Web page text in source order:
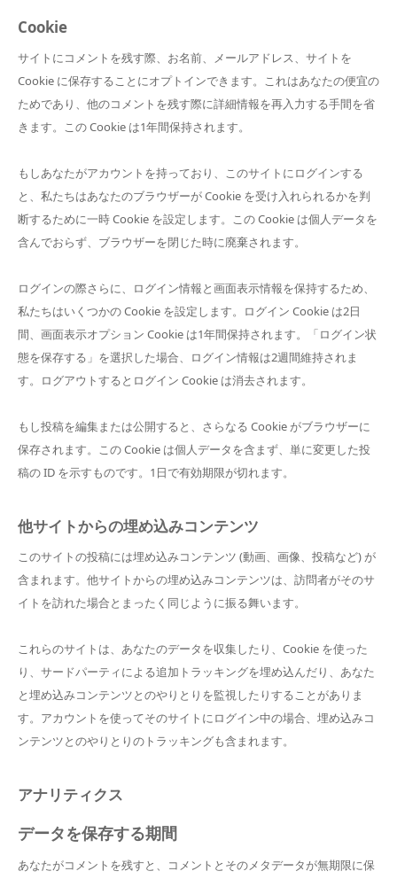
Cookie
サイトにコメントを残す際、お名前、メールアドレス、サイトを
Cookie に保存することにオプトインできます。これはあなたの便宜の
ためであり、他のコメントを残す際に詳細情報を再入力する手間を省
きます。この Cookie は1年間保持されます。
もしあなたがアカウントを持っており、このサイトにログインする
と、私たちはあなたのブラウザーが Cookie を受け入れられるかを判
断するために一時 Cookie を設定します。この Cookie は個人データを
含んでおらず、ブラウザーを閉じた時に廃棄されます。
ログインの際さらに、ログイン情報と画面表示情報を保持するため、
私たちはいくつかの Cookie を設定します。ログイン Cookie は2日
間、画面表示オプション Cookie は1年間保持されます。「ログイン状
態を保存する」を選択した場合、ログイン情報は2週間維持されま
す。ログアウトするとログイン Cookie は消去されます。
もし投稿を編集または公開すると、さらなる Cookie がブラウザーに
保存されます。この Cookie は個人データを含まず、単に変更した投
稿の ID を示すものです。1日で有効期限が切れます。
他サイトからの埋め込みコンテンツ
このサイトの投稿には埋め込みコンテンツ (動画、画像、投稿など) が
含まれます。他サイトからの埋め込みコンテンツは、訪問者がそのサ
イトを訪れた場合とまったく同じように振る舞います。
これらのサイトは、あなたのデータを収集したり、Cookie を使った
り、サードパーティによる追加トラッキングを埋め込んだり、あなた
と埋め込みコンテンツとのやりとりを監視したりすることがありま
す。アカウントを使ってそのサイトにログイン中の場合、埋め込みコ
ンテンツとのやりとりのトラッキングも含まれます。
アナリティクス
データを保存する期間
あなたがコメントを残すと、コメントとそのメタデータが無期限に保